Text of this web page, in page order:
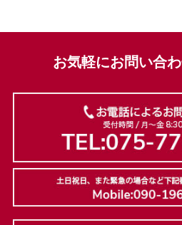
お気軽にお問い合わ